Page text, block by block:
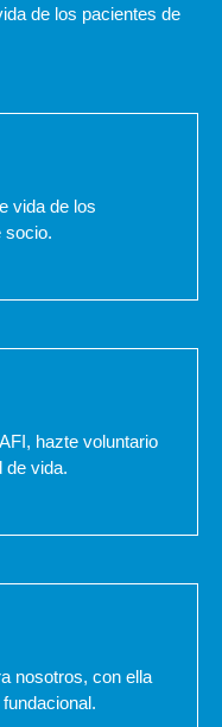
de los pacientes de
vida de los
socio.
hazte voluntario
de vida.
nosotros, con ella